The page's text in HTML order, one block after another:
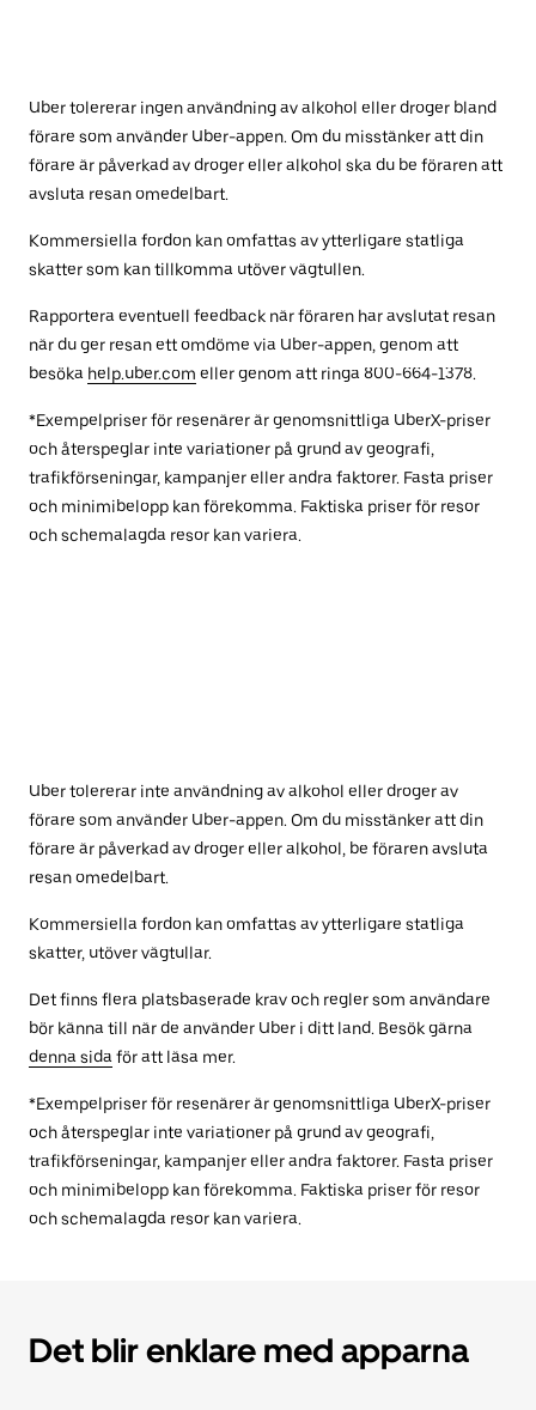
Uber tolererar ingen användning av alkohol eller droger bland
förare som använder Uber-appen. Om du misstänker att din
förare är påverkad av droger eller alkohol ska du be föraren att
avsluta resan omedelbart.
Kommersiella fordon kan omfattas av ytterligare statliga
skatter som kan tillkomma utöver vägtullen.
Rapportera eventuell feedback när föraren har avslutat resan
när du ger resan ett omdöme via Uber-appen, genom att
besöka help.uber.com eller genom att ringa 800-664-1378.
*Exempelpriser för resenärer är genomsnittliga UberX-priser
och återspeglar inte variationer på grund av geografi,
trafikförseningar, kampanjer eller andra faktorer. Fasta priser
och minimibelopp kan förekomma. Faktiska priser för resor
och schemalagda resor kan variera.
Uber tolererar inte användning av alkohol eller droger av
förare som använder Uber-appen. Om du misstänker att din
förare är påverkad av droger eller alkohol, be föraren avsluta
resan omedelbart.
Kommersiella fordon kan omfattas av ytterligare statliga
skatter, utöver vägtullar.
Det finns flera platsbaserade krav och regler som användare
bör känna till när de använder Uber i ditt land. Besök gärna
denna sidaför att läsa mer.
*Exempelpriser för resenärer är genomsnittliga UberX-priser
och återspeglar inte variationer på grund av geografi,
trafikförseningar, kampanjer eller andra faktorer. Fasta priser
och minimibelopp kan förekomma. Faktiska priser för resor
och schemalagda resor kan variera.
Det blir enklare med apparna